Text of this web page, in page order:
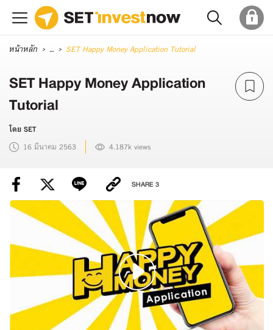
หน้าหลัก ... SET Happy Money Application Tutorial
SET Happy Money Application
Tutorial
โดย SET
16 มีนาคม 2563
4.187k views
SHARE3